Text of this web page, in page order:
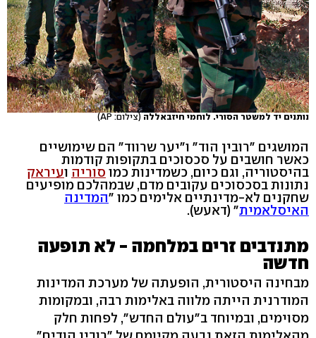
נותנים יד למשטר הסורי. לוחמי חיזבאללה (צילום: AP)
המושגים "רובין הוד" ו"יער שרווד" הם שימושיים
כאשר חושבים על סכסוכים בתקופות קודמות
בהיסטוריה, וגם כיום, כשמדינות כמו סוריה ועיראק
נתונות בסכסוכים עקובים מדם, שבמהלכם מופיעים
שחקנים לא-מדינתיים אלימים כמו "המדינה
האיסלאמית" (דאעש).
מתנדבים זרים במלחמה - לא תופעה
חדשה
מבחינה היסטורית, הופעתה של מערכת המדינות
המודרנית הייתה מלווה באלימות רבה, ובמקומות
מסוימים, ובמיוחד ב"עולם החדש", לפחות חלק